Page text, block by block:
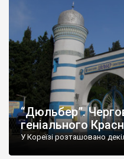
“Дюльбер”.
геніального
У Кореїзі розташовано